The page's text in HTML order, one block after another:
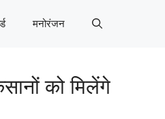
मनोरंजन
को मिलेंगे